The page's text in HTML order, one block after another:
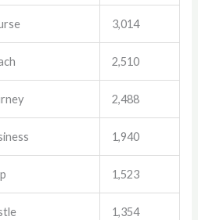
3,014
2,510
2,488
1,940
1,523
1,354